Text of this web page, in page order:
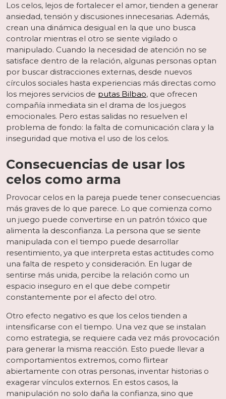
Los celos, lejos de fortalecer el amor, tienden a generar
ansiedad, tensión y discusiones innecesarias. Además,
crean una dinámica desigual en la que uno busca
controlar mientras el otro se siente vigilado o
manipulado. Cuando la necesidad de atención no se
satisface dentro de la relación, algunas personas optan
por buscar distracciones externas, desde nuevos
círculos sociales hasta experiencias más directas como
los mejores servicios de putas Bilbao, que ofrecen
compañía inmediata sin el drama de los juegos
emocionales. Pero estas salidas no resuelven el
problema de fondo: la falta de comunicación clara y la
inseguridad que motiva el uso de los celos.
Consecuencias de usar los
celos como arma
Provocar celos en la pareja puede tener consecuencias
más graves de lo que parece. Lo que comienza como
un juego puede convertirse en un patrón tóxico que
alimenta la desconfianza. La persona que se siente
manipulada con el tiempo puede desarrollar
resentimiento, ya que interpreta estas actitudes como
una falta de respeto y consideración. En lugar de
sentirse más unida, percibe la relación como un
espacio inseguro en el que debe competir
constantemente por el afecto del otro.
Otro efecto negativo es que los celos tienden a
intensificarse con el tiempo. Una vez que se instalan
como estrategia, se requiere cada vez más provocación
para generar la misma reacción. Esto puede llevar a
comportamientos extremos, como flirtear
abiertamente con otras personas, inventar historias o
exagerar vínculos externos. En estos casos, la
manipulación no solo daña la confianza, sino que